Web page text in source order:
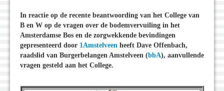
In reactie op de recente beantwoording van het College van
B en W op de vragen over de bodemvervuiling in het
Amsterdamse Bos en de zorgwekkende bevindingen
gepresenteerd door 1Amstelveen heeft Dave Offenbach,
raadslid van Burgerbelangen Amstelveen (bbA), aanvullende
vragen gesteld aan het College.